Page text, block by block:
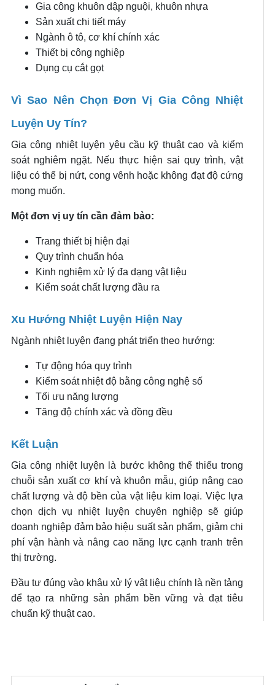
Gia công khuôn dập nguội, khuôn nhựa
Sản xuất chi tiết máy
Ngành ô tô, cơ khí chính xác
Thiết bị công nghiệp
Dụng cụ cắt gọt
Vì Sao Nên Chọn Đơn Vị Gia Công Nhiệt
Luyện Uy Tín?
Gia công nhiệt luyện yêu cầu kỹ thuật cao và kiểm
soát nghiêm ngặt. Nếu thực hiện sai quy trình, vật
liệu có thể bị nứt, cong vênh hoặc không đạt độ cứng
mong muốn.
Một đơn vị uy tín cần đảm bảo:
Trang thiết bị hiện đại
Quy trình chuẩn hóa
Kinh nghiệm xử lý đa dạng vật liệu
Kiểm soát chất lượng đầu ra
Xu Hướng Nhiệt Luyện Hiện Nay
Ngành nhiệt luyện đang phát triển theo hướng:
Tự động hóa quy trình
Kiểm soát nhiệt độ bằng công nghệ số
Tối ưu năng lượng
Tăng độ chính xác và đồng đều
Kết Luận
Gia công nhiệt luyện là bước không thể thiếu trong
chuỗi sản xuất cơ khí và khuôn mẫu, giúp nâng cao
chất lượng và độ bền của vật liệu kim loại. Việc lựa
chọn dịch vụ nhiệt luyện chuyên nghiệp sẽ giúp
doanh nghiệp đảm bảo hiệu suất sản phẩm, giảm chi
phí vận hành và nâng cao năng lực cạnh tranh trên
thị trường.
Đầu tư đúng vào khâu xử lý vật liệu chính là nền tảng
để tạo ra những sản phẩm bền vững và đạt tiêu
chuẩn kỹ thuật cao.